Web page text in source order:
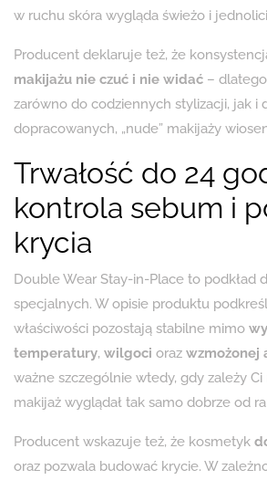
w ruchu skóra wygląda świeżo i
Producent deklaruje też, że
makijażu nie czuć i nie widać –
zarówno do codziennych stylizacji, jak i
dopracowanych, „nude” makijaży
Trwałość do 24
kontrola sebum i
krycia
Double Wear Stay-in-Place to podkład
specjalnych. W opisie produktu
właściwości pozostają stabilne mimo
temperatury, wilgoci oraz wzmożonej
ważne szczególnie wtedy, gdy zależy
makijaż wyglądał tak samo dobrze od
Producent wskazuje też, że kosmetyk
oraz pozwala budować krycie. W